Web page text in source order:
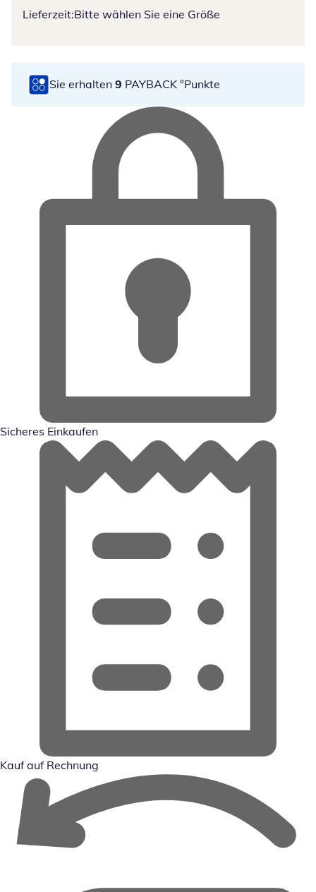
Lieferzeit:Bitte wählen Sie eine Größe
Sie erhalten 9 PAYBACK °Punkte
Sicheres Einkaufen
Kauf auf Rechnung